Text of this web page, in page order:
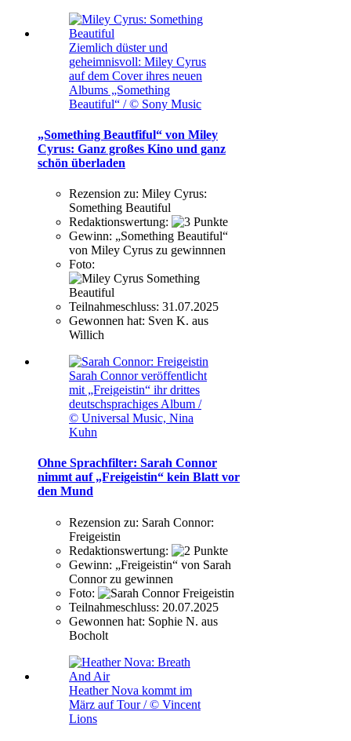
Ziemlich düster und
geheimnisvoll: Miley Cyrus
auf dem Cover ihres neuen
Albums „Something
Beautiful“ / © Sony Music
„Something Beautfiful“ von Miley
Cyrus: Ganz großes Kino und ganz
schön überladen
Rezension zu: Miley Cyrus:
Something Beautiful
Redaktionswertung:
Gewinn: „Something Beautiful“
von Miley Cyrus zu gewinnnen
Foto:
Teilnahmeschluss: 31.07.2025
Gewonnen hat: Sven K. aus
Willich
Sarah Connor veröffentlicht
mit „Freigeistin“ ihr drittes
deutschsprachiges Album /
© Universal Music, Nina
Kuhn
Ohne Sprachfilter: Sarah Connor
nimmt auf „Freigeistin“ kein Blatt vor
den Mund
Rezension zu: Sarah Connor:
Freigeistin
Redaktionswertung:
Gewinn: „Freigeistin“ von Sarah
Connor zu gewinnen
Foto:
Teilnahmeschluss: 20.07.2025
Gewonnen hat: Sophie N. aus
Bocholt
Heather Nova kommt im
März auf Tour / © Vincent
Lions